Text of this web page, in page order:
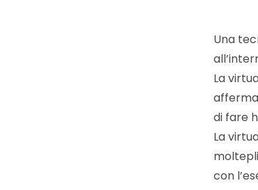
Una
La
di fare
La
con